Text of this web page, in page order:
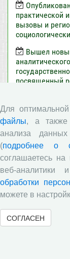
практической
вызовы и
Вышел
посвященный
Развитие
стол с
Вологодской
ВолНЦ РАН
сессии
приняла
молодых
Москва)
Для
файлы, а также
анализа
(подробнее о
соглашаетесь на
веб-
обработки
можете в
СОГЛАСЕН